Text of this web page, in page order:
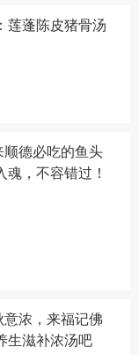
莲蓬陈皮猪骨汤
德必吃的鱼头
魂，不容错过！
浓，来福记佛
生滋补浓汤吧